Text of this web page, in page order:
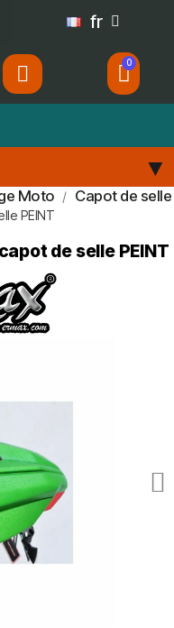
fr
Moto Capot de selle
PEINT
de selle PEINT